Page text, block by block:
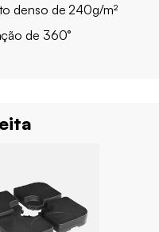
denso de 240g/m²
de 360°